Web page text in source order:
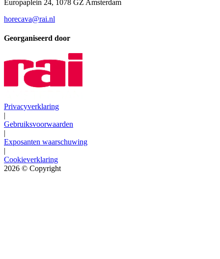
Europaplein 24, 1078 GZ Amsterdam
horecava@rai.nl
Georganiseerd door
Privacyverklaring
|
Gebruiksvoorwaarden
|
Exposanten waarschuwing
|
Cookieverklaring
2026 © Copyright